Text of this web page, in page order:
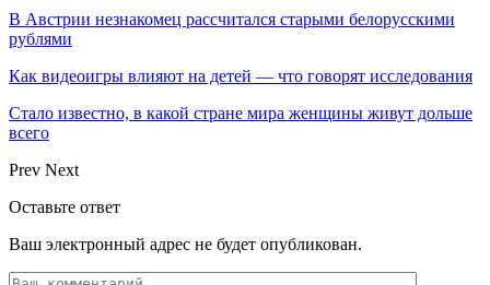
В Австрии незнакомец рассчитался старыми белорусскими
рублями
Как видеоигры влияют на детей — что говорят исследования
Стало известно, в какой стране мира женщины живут дольше
всего
Prev Next
Оставьте ответ
Ваш электронный адрес не будет опубликован.